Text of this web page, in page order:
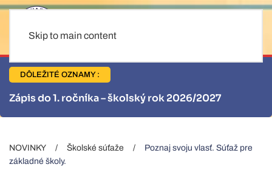
Skip to main content
DÔLEŽITÉ OZNAMY :
Informácie pre stravníkov
NOVINKY Školské súťaže
Poznaj svoju vlasť. Súťaž pre
základné školy.